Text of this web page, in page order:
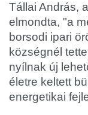
Tállai András,
elmondta, "a
borsodi ipari
községnél
nyílnak új
életre keltett
energetikai